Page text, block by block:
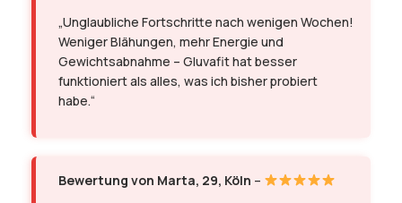
„Unglaubliche Fortschritte nach wenigen Wochen!
Weniger Blähungen, mehr Energie und
Gewichtsabnahme – Gluvafit hat besser
funktioniert als alles, was ich bisher probiert
habe.“
Bewertung von Marta, 29, Köln –